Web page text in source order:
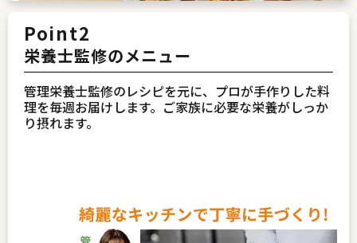
Point2
栄養士監修のメニュー
管理栄養士監修のレシピを元に、プロが手作りした料
理を毎週お届けします。ご家族に必要な栄養がしっか
り摂れます。